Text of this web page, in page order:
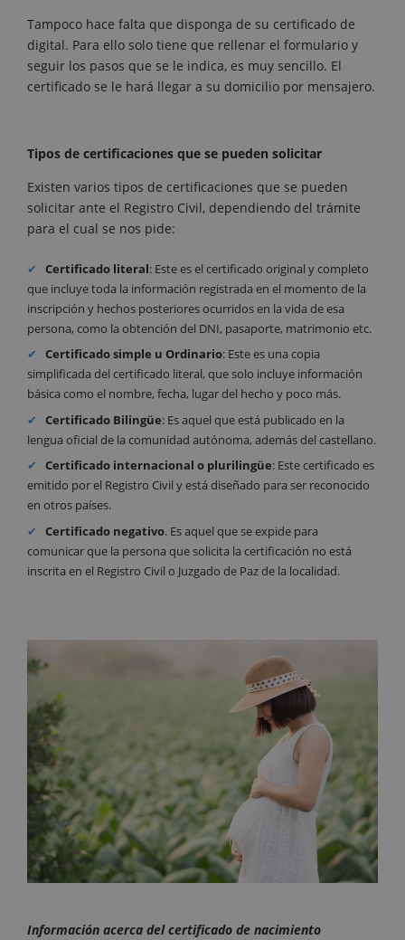
Tampoco hace falta que disponga de su certificado de
digital. Para ello solo tiene que rellenar el formulario y
seguir los pasos que se le indica, es muy sencillo. El
certificado se le hará llegar a su domicilio por mensajero.
Tipos de certificaciones que se pueden solicitar
Existen varios tipos de certificaciones que se pueden
solicitar ante el Registro Civil, dependiendo del trámite
para el cual se nos pide:
Certificado literal: Este es el certificado original y completo
que incluye toda la información registrada en el momento de la
inscripción y hechos posteriores ocurridos en la vida de esa
persona, como la obtención del DNI, pasaporte, matrimonio etc.
Certificado simple u Ordinario: Este es una copia
simplificada del certificado literal, que solo incluye información
básica como el nombre, fecha, lugar del hecho y poco más.
Certificado Bilingüe: Es aquel que está publicado en la
lengua oficial de la comunidad autónoma, además del castellano.
Certificado internacional o plurilingüe: Este certificado es
emitido por el Registro Civil y está diseñado para ser reconocido
en otros países.
Certificado negativo. Es aquel que se expide para
comunicar que la persona que solicita la certificación no está
inscrita en el Registro Civil o Juzgado de Paz de la localidad.
Información acerca del certificado de nacimiento